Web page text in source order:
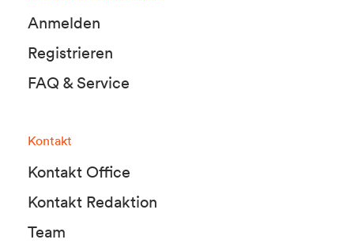
Anmelden
Registrieren
FAQ & Service
Kontakt
Kontakt Office
Kontakt Redaktion
Team